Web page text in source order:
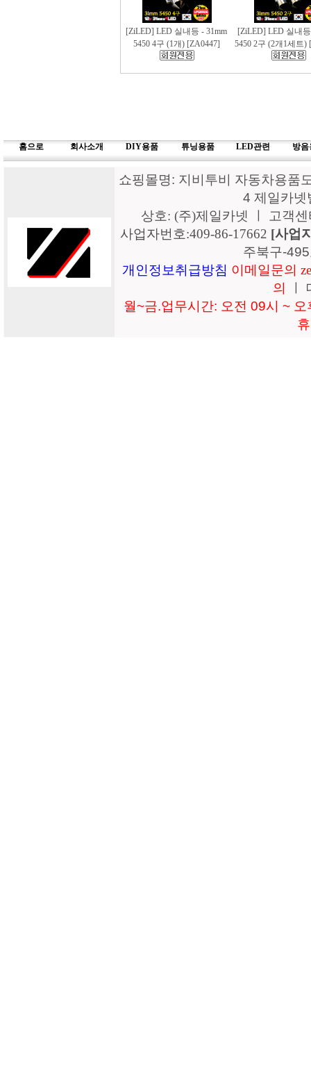
[ZiLED] LED 실내등 - 31mm
5450 4구 (1개) [ZA0447]
[ZiLED] LED 실내
5450 2구 (2개1세트)
홈으로 회사소개 DIY용품 튜닝용품 LED관련 방음
쇼핑몰명: 지비투비 자동차용품
4 제일카
상호: (주)제일카넷 ㅣ 고객
사업자번호:409-86-17662 [사업
주북구-
개인정보취급방침 이메일문의
의
월~금.업무시간: 오전 09시 ~